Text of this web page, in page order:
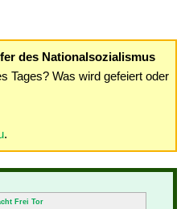
des Nationalsozialismus
Tages? Was wird gefeiert oder
.